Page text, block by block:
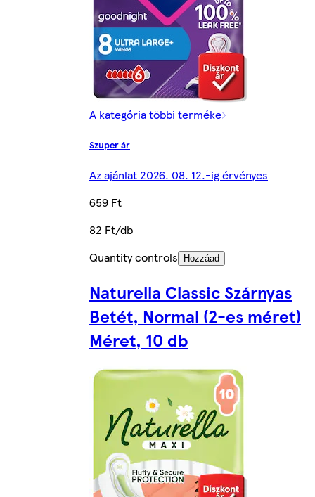
A kategória többi terméke
Szuper ár
Az ajánlat 2026. 08. 12.-ig érvényes
659 Ft
82 Ft/db
Quantity controls
Hozzáad
Naturella Classic Szárnyas
Betét, Normal (2-es méret)
Méret, 10 db